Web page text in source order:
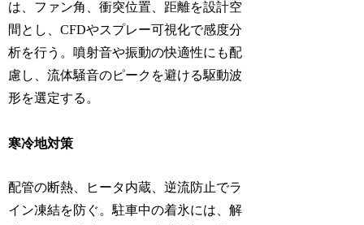
は、ファン角、衝突位置、距離を設計空
間とし、CFDやスプレー可視化で感度分
析を行う。噴射音や振動の快適性にも配
慮し、流体騒音のピークを避ける駆動波
形を選定する。
寒冷地対策
配管の断熱、ヒータ内蔵、逆流防止でラ
イン凍結を防ぐ。駐車中の着氷には、解